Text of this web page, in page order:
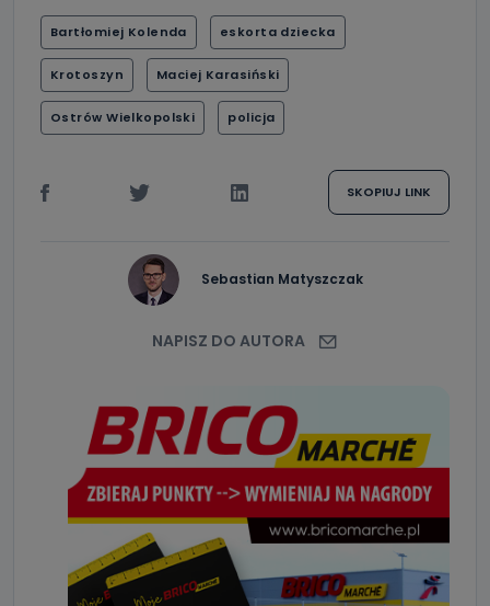
Bartłomiej Kolenda eskorta dziecka
Krotoszyn Maciej Karasiński
Ostrów Wielkopolski policja
SKOPIUJ LINK
Sebastian Matyszczak
NAPISZ DO AUTORA